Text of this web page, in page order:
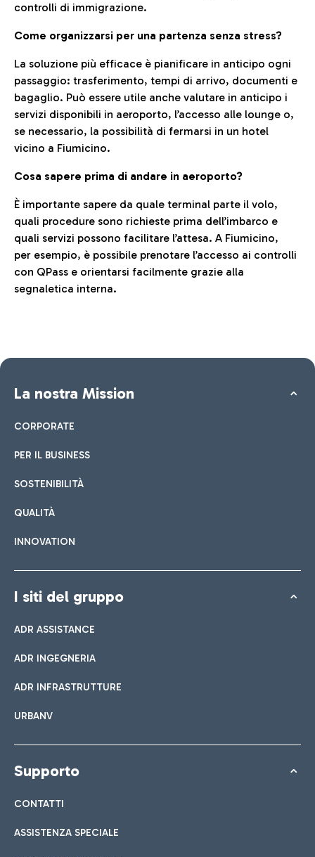
controlli di immigrazione.
Come organizzarsi per una partenza senza stress?
La soluzione più efficace è pianificare in anticipo ogni
passaggio: trasferimento, tempi di arrivo, documenti e
bagaglio. Può essere utile anche valutare in anticipo i
servizi disponibili in aeroporto, l’accesso alle lounge o,
se necessario, la possibilità di fermarsi in un hotel
vicino a Fiumicino.
Cosa sapere prima di andare in aeroporto?
È importante sapere da quale terminal parte il volo,
quali procedure sono richieste prima dell’imbarco e
quali servizi possono facilitare l’attesa. A Fiumicino,
per esempio, è possibile prenotare l’accesso ai controlli
con QPass e orientarsi facilmente grazie alla
segnaletica interna.
La nostra Mission
CORPORATE
PER IL BUSINESS
SOSTENIBILITÀ
QUALITÀ
INNOVATION
I siti del gruppo
ADR ASSISTANCE
ADR INGEGNERIA
ADR INFRASTRUTTURE
URBANV
Supporto
CONTATTI
ASSISTENZA SPECIALE